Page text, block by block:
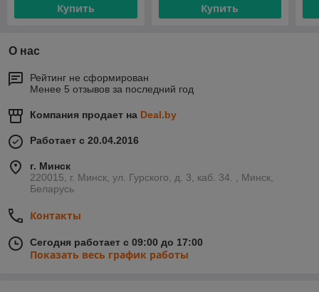
Купить Купить
О нас
Рейтинг не сформирован
Менее 5 отзывов за последний год
Компания продает на Deal.by
Работает с 20.04.2016
г. Минск
220015, г. Минск, ул. Гурского, д. 3, каб. 34. , Минск,
Беларусь
Контакты
Сегодня работает с 09:00 до 17:00
Показать весь график работы